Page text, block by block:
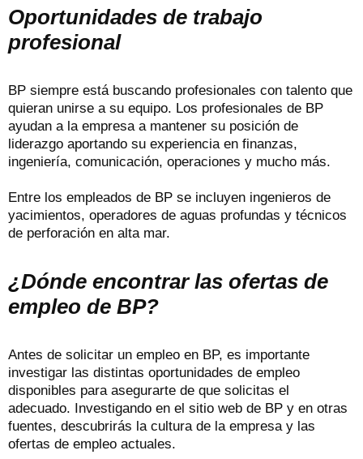
Oportunidades de trabajo
profesional
BP siempre está buscando profesionales con talento que
quieran unirse a su equipo. Los profesionales de BP
ayudan a la empresa a mantener su posición de
liderazgo aportando su experiencia en finanzas,
ingeniería, comunicación, operaciones y mucho más.
Entre los empleados de BP se incluyen ingenieros de
yacimientos, operadores de aguas profundas y técnicos
de perforación en alta mar.
¿Dónde encontrar las ofertas de
empleo de BP?
Antes de solicitar un empleo en BP, es importante
investigar las distintas oportunidades de empleo
disponibles para asegurarte de que solicitas el
adecuado. Investigando en el sitio web de BP y en otras
fuentes, descubrirás la cultura de la empresa y las
ofertas de empleo actuales.